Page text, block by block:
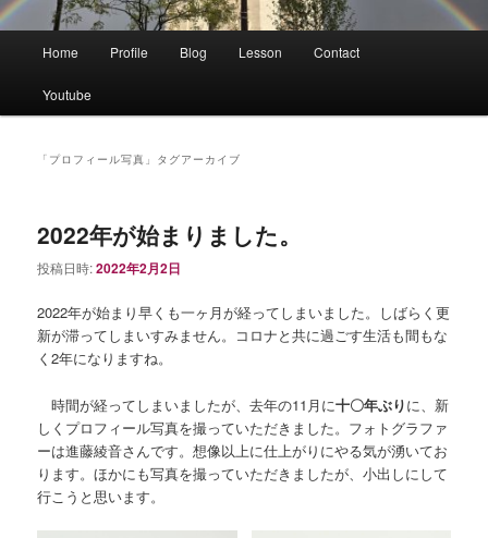
メ
Home Profile Blog Lesson Contact
Youtube
「 プロフィール写真 」タグアーカイブ
2022年が始まりました。
投稿日時:2022年2月2日
2022年が始まり早くも一ヶ月が経ってしまいました。しばらく更
新が滞ってしまいすみません。コロナと共に過ごす生活も間もな
く2年になりますね。
時間が経ってしまいましたが、去年の11月に十〇年ぶりに、新
しくプロフィール写真を撮っていただきました。フォトグラファ
ーは進藤綾音さんです。想像以上に仕上がりにやる気が湧いてお
ります。ほかにも写真を撮っていただきましたが、小出しにして
行こうと思います。